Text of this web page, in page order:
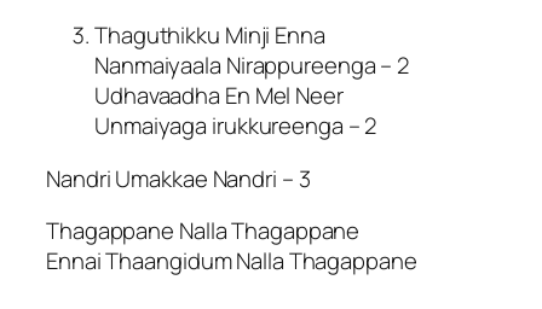
Thaguthikku Minji Enna
Nanmaiyaala Nirappureenga – 2
Udhavaadha En Mel Neer
Unmaiyaga irukkureenga – 2
Nandri Umakkae Nandri – 3
Thagappane Nalla Thagappane
Ennai Thaangidum Nalla Thagappane